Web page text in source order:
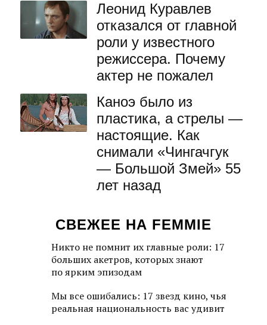
Леонид Куравлев
отказался от главной
роли у известного
режиссера. Почему
актер не пожалел
Каноэ было из
пластика, а стрелы —
настоящие. Как
снимали «Чингачгук
— Большой Змей» 55
лет назад
СВЕЖЕЕ НА FEMMIE
Никто не помнит их главные роли: 17
больших акетров, которых знают
по ярким эпизодам
Мы все ошибались: 17 звезд кино, чья
реальная национальность вас удивит